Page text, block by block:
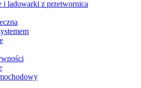
i ladowarki z przetwornica